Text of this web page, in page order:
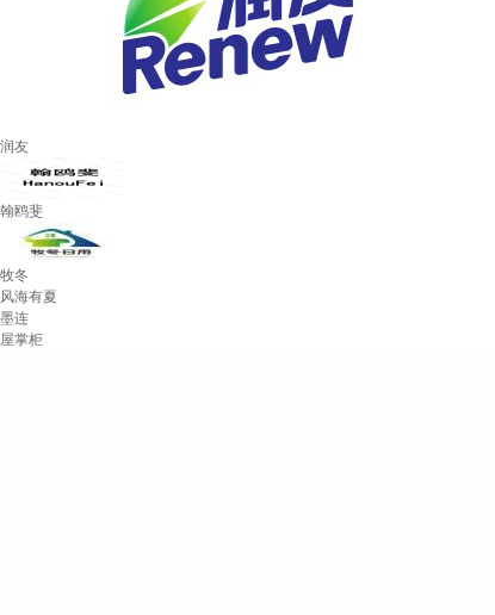
润友
翰鸥斐
牧冬
风海有夏
墨连
屋掌柜